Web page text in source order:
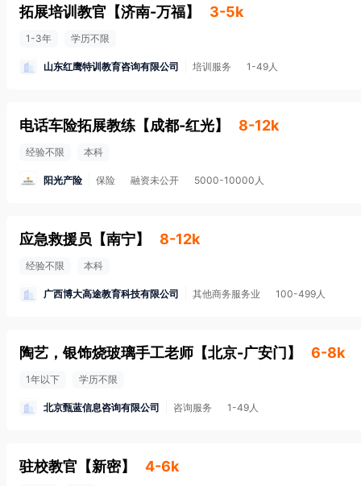
拓展培训教官 【济南-万福】 3-5k
1-3年 学历不限
山东红鹰特训教育咨询有限公司 培训服务 1-49人
电话车险拓展教练 【成都-红光】 8-12k
经验不限 本科
阳光产险 保险 融资未公开 5000-10000人
应急救援员 【南宁】 8-12k
经验不限 本科
广西博大高途教育科技有限公司 其他商务服务业 100-499人
陶艺，银饰烧玻璃手工老师 【北京-广安门 】 6-8k
1年以下 学历不限
北京甄蓝信息咨询有限公司 咨询服务 1-49人
驻校教官 【新密】 4-6k